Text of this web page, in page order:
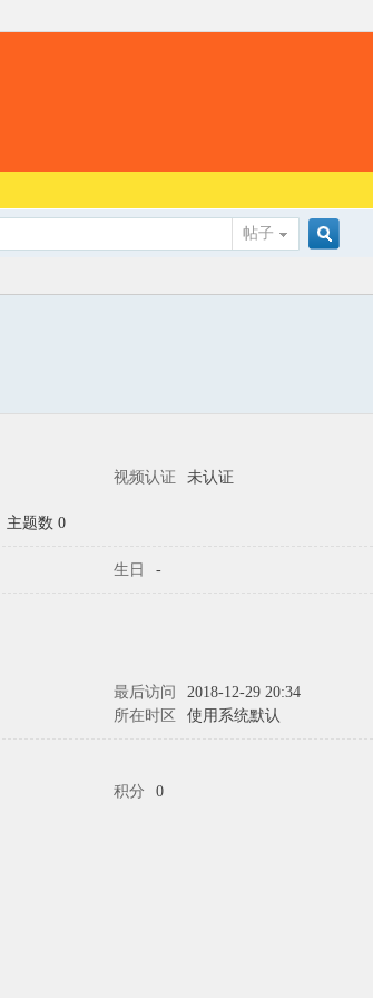
帖子
视频认证 未认证
主题数 0
生日 -
最后访问 2018-12-29 20:34
所在时区 使用系统默认
积分 0